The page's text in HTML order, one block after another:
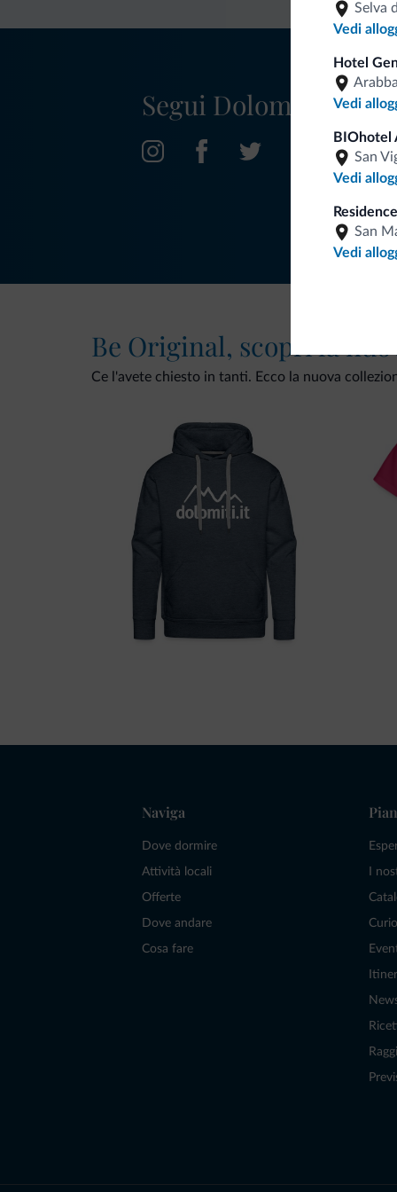
Selva
Vedi
Hotel
Arabba
Vedi
BIOhotel
San
Vedi
San
Vedi
Segui Dolomiti.it
Be Original, scopri la
Ce l'avete chiesto in tanti. Ecco la nuova
Naviga
Dove dormire
Attività locali
Offerte
Dove andare
Cosa fare
I